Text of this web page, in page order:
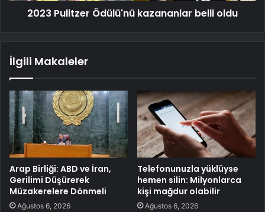
2023 Pulitzer Ödülü'nü kazananlar belli oldu
İlgili Makaleler
Arap Birliği: ABD ve İran,
Gerilimi Düşürerek
Müzakerelere Dönmeli
Ağustos 6, 2026
Telefonunuzla yüklüyse
hemen silin: Milyonlarca
kişi mağdur olabilir
Ağustos 6, 2026